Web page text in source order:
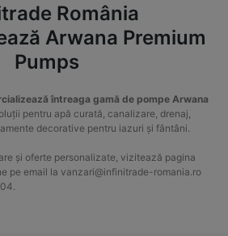
România
Arwana Premium
Pumps
întreaga gamă de pompe Arwana
pentru apă curată, canalizare, drenaj,
decorative pentru iazuri și fântâni.
și oferte personalizate, vizitează pagina
pe email la vanzari@infinitrade-romania.ro
.